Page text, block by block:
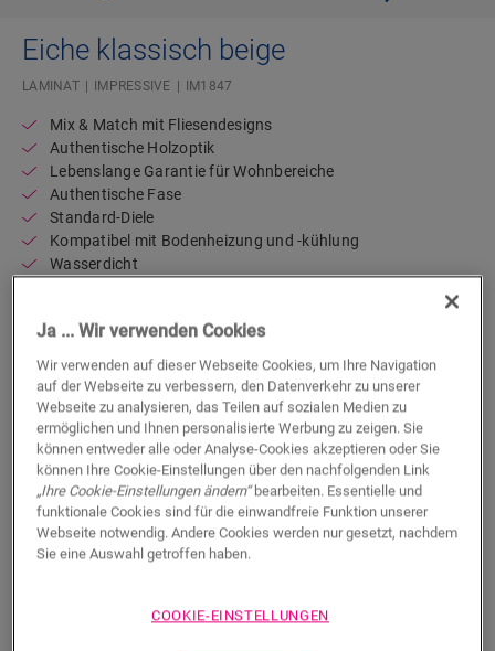
Eiche klassisch beige
LAMINAT IMPRESSIVE IM1847
Mix & Match mit Fliesendesigns
Authentische Holzoptik
Lebenslange Garantie für Wohnbereiche
Authentische Fase
Standard-Diele
Kompatibel mit Bodenheizung und -kühlung
Wasserdicht
2 Varianten
Einen Händler in Ihrer Nähe finden
Sie können es kaum erwarten, diesen Boden selbst zu
sehen? Sie haben noch Fragen? Kein Problem! Es gibt
immer einen Händler in Ihrer Nähe.
Ja ... Wir verwenden Cookies
Wir verwenden auf dieser Webseite Cookies, um Ihre Navigation
auf der Webseite zu verbessern, den Datenverkehr zu unserer
Webseite zu analysieren, das Teilen auf sozialen Medien zu
ermöglichen und Ihnen personalisierte Werbung zu zeigen. Sie
können entweder alle oder Analyse-Cookies akzeptieren oder Sie
können Ihre Cookie-Einstellungen über den nachfolgenden Link
„Ihre Cookie-Einstellungen ändern“bearbeiten. Essentielle und
funktionale Cookies sind für die einwandfreie Funktion unserer
Webseite notwendig. Andere Cookies werden nur gesetzt, nachdem
Sie eine Auswahl getroffen haben.
COOKIE-EINSTELLUNGEN